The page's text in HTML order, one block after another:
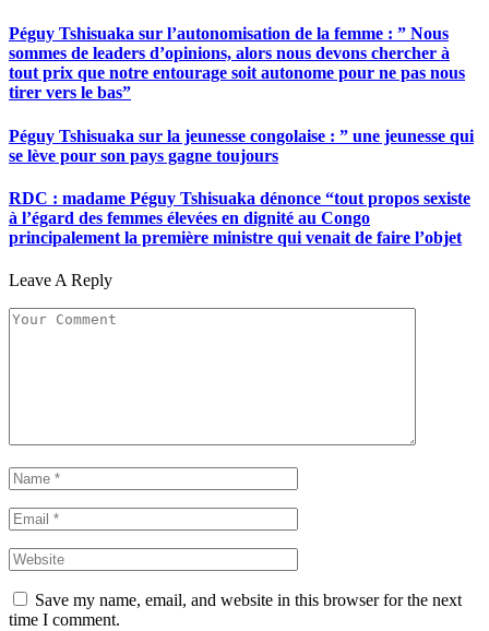
Péguy Tshisuaka sur l’autonomisation de la femme : ” Nous
sommes de leaders d’opinions, alors nous devons chercher à
tout prix que notre entourage soit autonome pour ne pas nous
tirer vers le bas”
Péguy Tshisuaka sur la jeunesse congolaise : ” une jeunesse qui
se lève pour son pays gagne toujours
RDC : madame Péguy Tshisuaka dénonce “tout propos sexiste
à l’égard des femmes élevées en dignité au Congo
principalement la première ministre qui venait de faire l’objet
Leave A Reply
Save my name, email, and website in this browser for the next
time I comment.